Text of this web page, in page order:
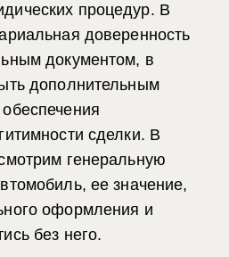
процедур. В
доверенность
документом, в
дополнительным
сделки. В
генеральную
ее значение,
оформления и
без него.